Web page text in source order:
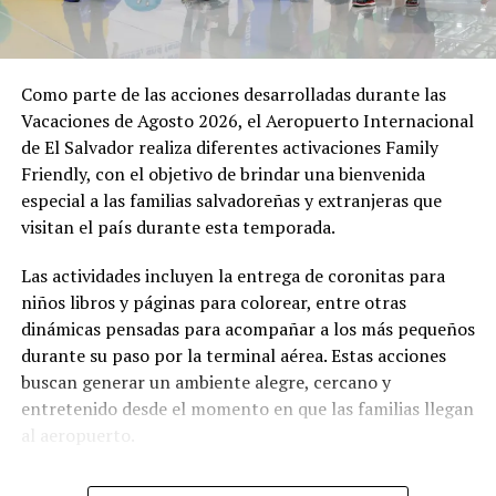
Además de la atención en la terminal, los usuarios
cuentan con una amplia oferta de servicios, entre ellos
la Unidad Médica Aeroportuaria disponible las 24 horas,
servicios Pet Friendly, opciones gastronómicas,
establecimientos comerciales y más de 1,800 espacios de
estacionamiento, complementados con 64 espacios para
recoger pasajeros en la nueva Terminal de Llegadas.
Para facilitar la atención a los viajeros, CEPA mantiene
habilitado el WhatsApp 7070-8312, donde los usuarios
pueden consultar información sobre vuelos, objetos
extraviados, estacionamiento, ubicación de servicios y
resolver dudas antes o durante su paso por el
aeropuerto.
Comparte esto:
Como parte de las acciones desarrolladas durante las
Vacaciones de Agosto 2026, el Aeropuerto Internacional
de El Salvador realiza diferentes activaciones Family
Friendly, con el objetivo de brindar una bienvenida
especial a las familias salvadoreñas y extranjeras que
visitan el país durante esta temporada.
Las actividades incluyen la entrega de coronitas para
niños libros y páginas para colorear, entre otras
dinámicas pensadas para acompañar a los más pequeños
durante su paso por la terminal aérea. Estas acciones
buscan generar un ambiente alegre, cercano y
entretenido desde el momento en que las familias llegan
al aeropuerto.